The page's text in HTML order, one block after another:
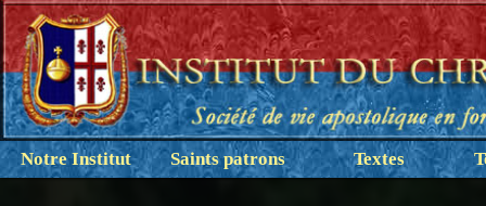
Notre Institut Saints patrons Textes